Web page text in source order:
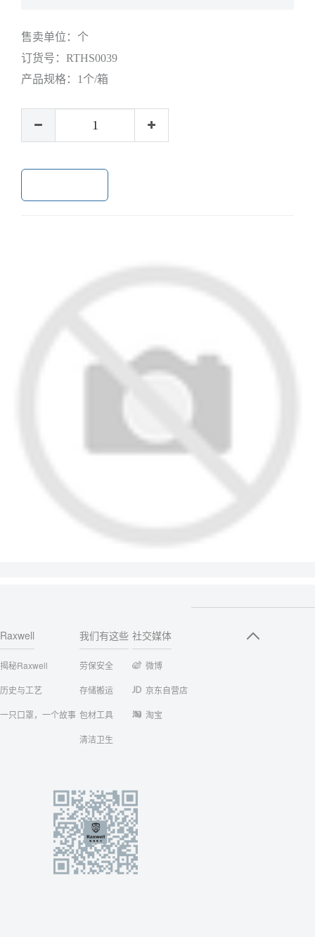
售卖单位： 个
订货号： RTHS0039
产品规格： 1个/箱
Raxwell
揭秘Raxwell
历史与工艺
一只口罩，一个故事
我们有这些
劳保安全
存储搬运
包材工具
清洁卫生
社交媒体
微博
京东自营店
淘宝